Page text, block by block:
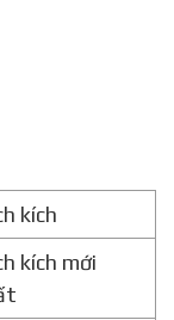
kích
kích mới